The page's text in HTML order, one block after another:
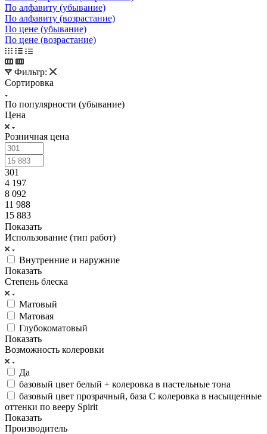
По алфавиту (убывание)
По алфавиту (возрастание)
По цене (убывание)
По цене (возрастание)
Фильтр:
Сортировка
По популярности (убывание)
Цена
Розничная цена
301
4 197
8 092
11 988
15 883
Показать
Использование (тип работ)
Внутренние и наружние
Показать
Степень блеска
Матовый
Матовая
Глубокоматовый
Показать
Возможность колеровки
Да
базовый цвет белый + колеровка в пастельные тона
базовый цвет прозрачный, база С колеровка в насыщенные
оттенки по вееру Spirit
Показать
Производитель